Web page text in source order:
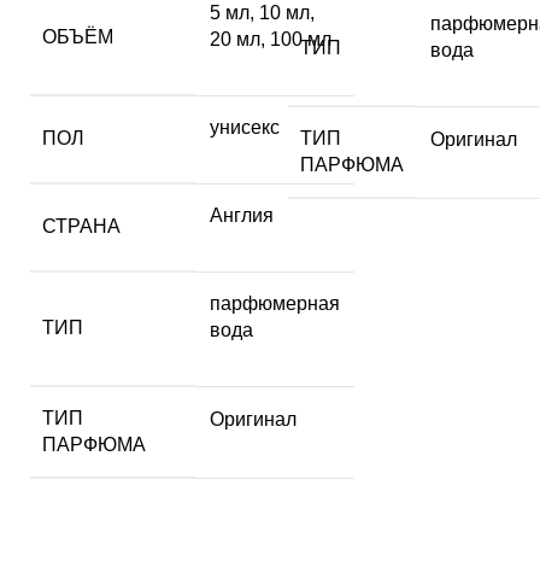
ОБЪЁМ
5 мл, 10 мл,
20 мл, 100 мл
ПОЛ
унисекс
СТРАНА
Англия
ТИП
парфюмерная
вода
ТИП
ПАРФЮМА
Оригинал
ТИП
вода
ТИП
ПАРФЮМА
Оригинал